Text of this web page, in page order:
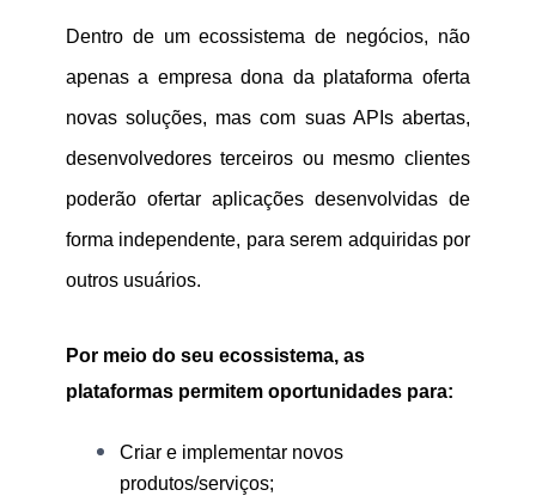
Dentro de um ecossistema de negócios, não
apenas a empresa dona da plataforma oferta
novas soluções, mas com suas APIs abertas,
desenvolvedores terceiros ou mesmo clientes
poderão ofertar aplicações desenvolvidas de
forma independente, para serem adquiridas por
outros usuários.
Por meio do seu ecossistema, as
plataformas permitem oportunidades para:
Criar e implementar novos
produtos/serviços;